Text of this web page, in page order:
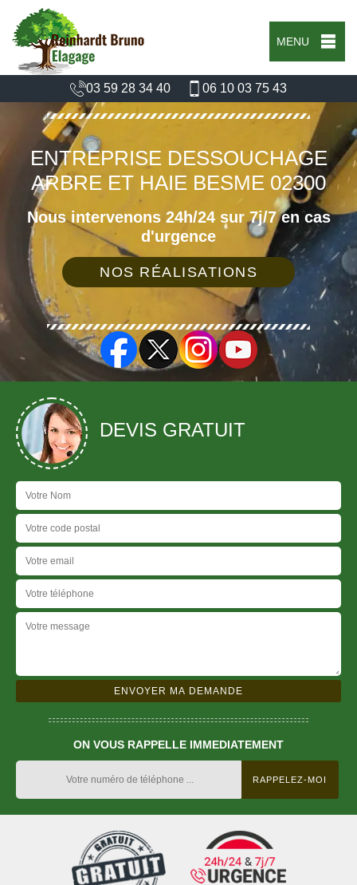
MENU
03 59 28 34 40 06 10 03 75 43
ENTREPRISE DESSOUCHAGE
ARBRE ET HAIE BESME 02300
Nous intervenons 24h/24 sur 7j/7 en cas
d'urgence
NOS RÉALISATIONS
DEVIS GRATUIT
ON VOUS RAPPELLE IMMEDIATEMENT